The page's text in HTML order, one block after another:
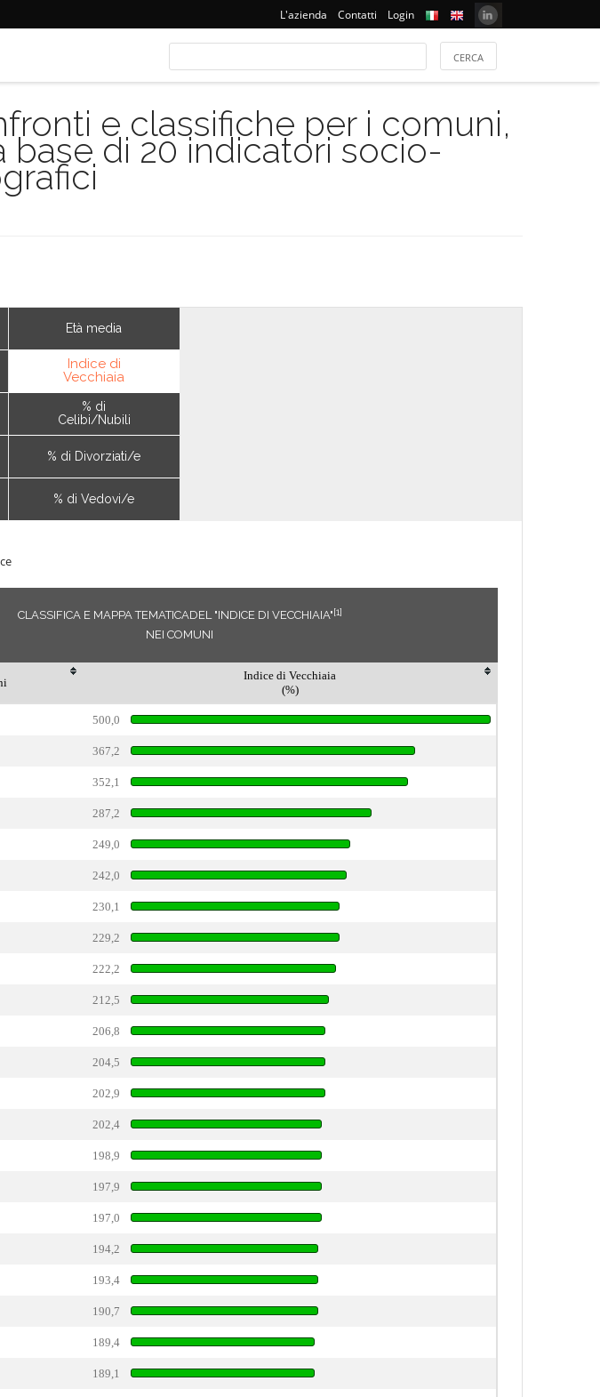
L'azienda Contatti Login
e classifiche per i comuni,
di 20 indicatori socio-
Età media
Indice di
Vecchiaia
% di
Celibi/Nubili
% di Divorziati/e
% di Vedovi/e
CLASSIFICA E MAPPA TEMATICADEL "INDICE DI VECCHIAIA"[1]
NEI COMUNI
Indice di Vecchiaia
(%)
500,0
367,2
352,1
287,2
249,0
242,0
230,1
229,2
222,2
212,5
206,8
204,5
202,9
202,4
198,9
197,9
197,0
194,2
193,4
190,7
189,4
189,1